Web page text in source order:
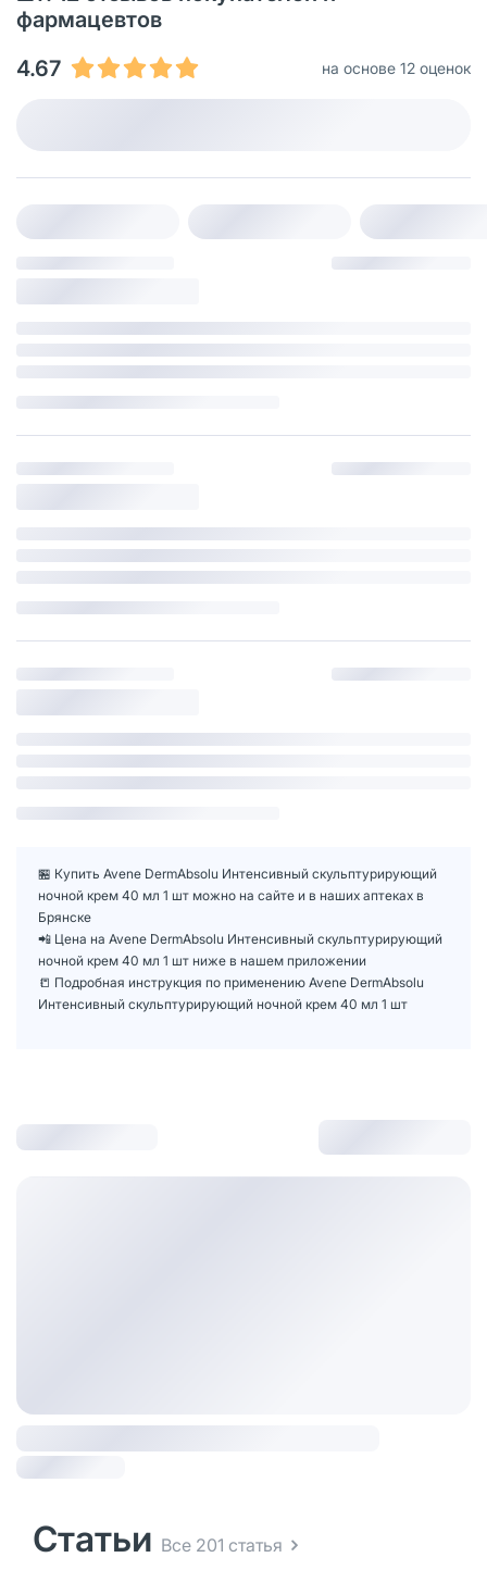
фармацевтов
4.67
на основе 12 оценок
🏪 Купить Avene DermAbsolu Интенсивный скульптурирующий
ночной крем 40 мл 1 шт можно на сайте и в наших аптеках в
Брянске
📲 Цена на Avene DermAbsolu Интенсивный скульптурирующий
ночной крем 40 мл 1 шт ниже в нашем приложении
📒 Подробная инструкция по применению Avene DermAbsolu
Интенсивный скульптурирующий ночной крем 40 мл 1 шт
Статьи Все 201 статья